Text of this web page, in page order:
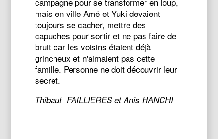
mais en ville Amé et Yuki devaient
toujours se cacher, mettre des
capuches pour sortir et ne pas faire de
bruit car les voisins étaient déjà
grincheux et n'aimaient pas cette
famille. Personne ne doit découvrir leur
secret.
Thibaut FAILLIERES et Anis HANCHI